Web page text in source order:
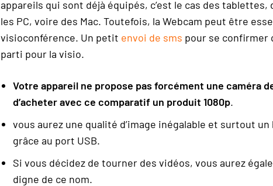
appareils qui sont déjà équipés, c’est le cas des
les PC, voire des Mac. Toutefois, la Webcam peut être
visioconférence. Un petit envoi de sms pour se confirmer
parti pour la visio.
Votre appareil ne propose pas forcément une caméra
d’acheter avec ce comparatif un produit 1080p.
vous aurez une qualité d’image inégalable et surtout
grâce au port USB.
Si vous décidez de tourner des vidéos, vous aurez
digne de ce nom.